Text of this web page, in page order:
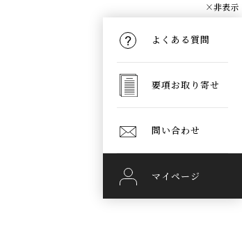
よくある質問
要項お取り寄せ
問い合わせ
マイページ
×非表示